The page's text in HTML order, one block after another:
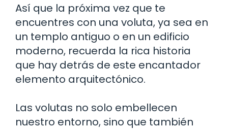
Así que la próxima vez que te
encuentres con una voluta, ya sea en
un templo antiguo o en un edificio
moderno, recuerda la rica historia
que hay detrás de este encantador
elemento arquitectónico.
Las volutas no solo embellecen
nuestro entorno, sino que también